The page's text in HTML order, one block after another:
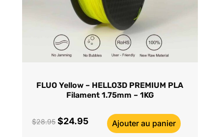
FLUO Yellow – HELLO3D PREMIUM PLA
Filament 1.75mm – 1KG
$28.95 Le
$24.95Le
Ajouter au panier